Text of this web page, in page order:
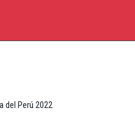
del Perú 2022